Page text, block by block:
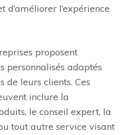
d’améliorer l’expérience
proposent
personnalisés adaptés
de leurs clients. Ces
inclure la
le conseil expert, la
tout autre service visant